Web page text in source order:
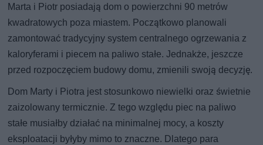
Marta i Piotr posiadają dom o powierzchni 90 metrów
kwadratowych poza miastem. Początkowo planowali
zamontować tradycyjny system centralnego ogrzewania z
kaloryferami i piecem na paliwo stałe. Jednakże, jeszcze
przed rozpoczęciem budowy domu, zmienili swoją decyzję.
Dom Marty i Piotra jest stosunkowo niewielki oraz świetnie
zaizolowany termicznie. Z tego względu piec na paliwo
stałe musiałby działać na minimalnej mocy, a koszty
eksploatacji byłyby mimo to znaczne. Dlatego para